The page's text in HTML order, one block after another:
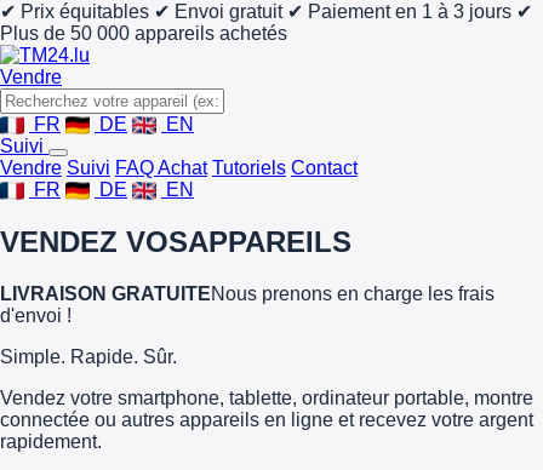
✔ Prix équitables ✔ Envoi gratuit ✔ Paiement en 1 à 3 jours ✔
Plus de 50 000 appareils achetés
Vendre
FR DE
EN
Suivi
Vendre Suivi FAQ Achat Tutoriels Contact
FR
DE EN
VENDEZ VOSAPPAREILS
LIVRAISON GRATUITENous prenons en charge les frais
d'envoi !
Simple. Rapide. Sûr.
Vendez votre smartphone, tablette, ordinateur portable, montre
connectée ou autres appareils en ligne et recevez votre argent
rapidement.